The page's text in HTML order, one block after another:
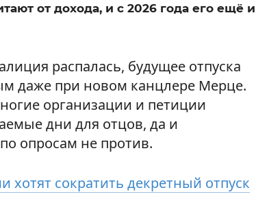
от дохода, и с 2026 года его ещё и
распалась, будущее отпуска
даже при новом канцлере Мерце.
организации и петиции
дни для отцов, да и
опросам не против.
хотят сократить декретный отпуск